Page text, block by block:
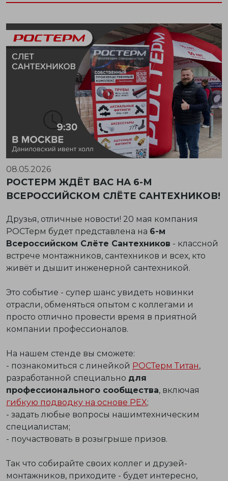
08.05.2026
РОСТЕРМ ЖДЁТ ВАС НА 6-М
ВСЕРОССИЙСКОМ СЛЁТЕ САНТЕХНИКОВ!
Друзья, отличные новости! 20 мая компания
РОСТерм будет представлена на 6-м
Всероссийском Слёте Сантехников - классной
встрече монтажников, сантехников и всех, кто
живёт и дышит инженерной сантехникой.
Это событие - супер шанс увидеть новинки
отрасли, обменяться опытом с коллегами и
просто отлично провести время в приятной
компании профессионалов.
На нашем стенде вы сможете:
- познакомиться с линейкой РОСТерм Титан,
разработанной специально для
профессионального сообщества, включая
гибкую подводку на основе PEX;
- задать любые вопросы нашимтехническим
специалистам;
- поучаствовать в розыгрыше призов.
Так что собирайте своих коллег и друзей-
монтажников, приходите - будет интересно,